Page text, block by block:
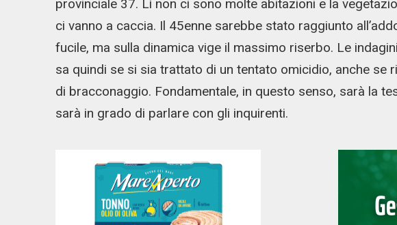
provinciale 37. Lì non ci sono molte abitazioni e la
ci vanno a caccia. Il 45enne sarebbe stato raggiunto
fucile, ma sulla dinamica vige il massimo riserbo. Le
sa quindi se si sia trattato di un tentato omicidio, anche se
di bracconaggio. Fondamentale, in questo senso, sarà la
sarà in grado di parlare con gli inquirenti.